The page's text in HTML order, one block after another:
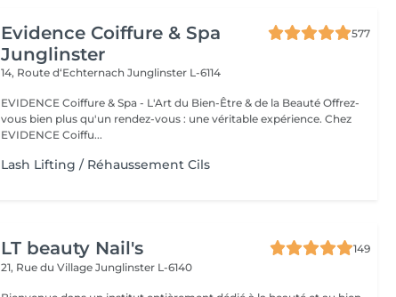
Evidence Coiffure & Spa
Junglinster
577
14, Route d‘EchternachJunglinster L-6114
EVIDENCE Coiffure & Spa - L'Art du Bien-Être & de la Beauté Offrez-
vous bien plus qu'un rendez-vous : une véritable expérience. Chez
EVIDENCE Coiffu...
Lash Lifting / Réhaussement Cils
LT beauty Nail's
149
21, Rue du VillageJunglinster L-6140